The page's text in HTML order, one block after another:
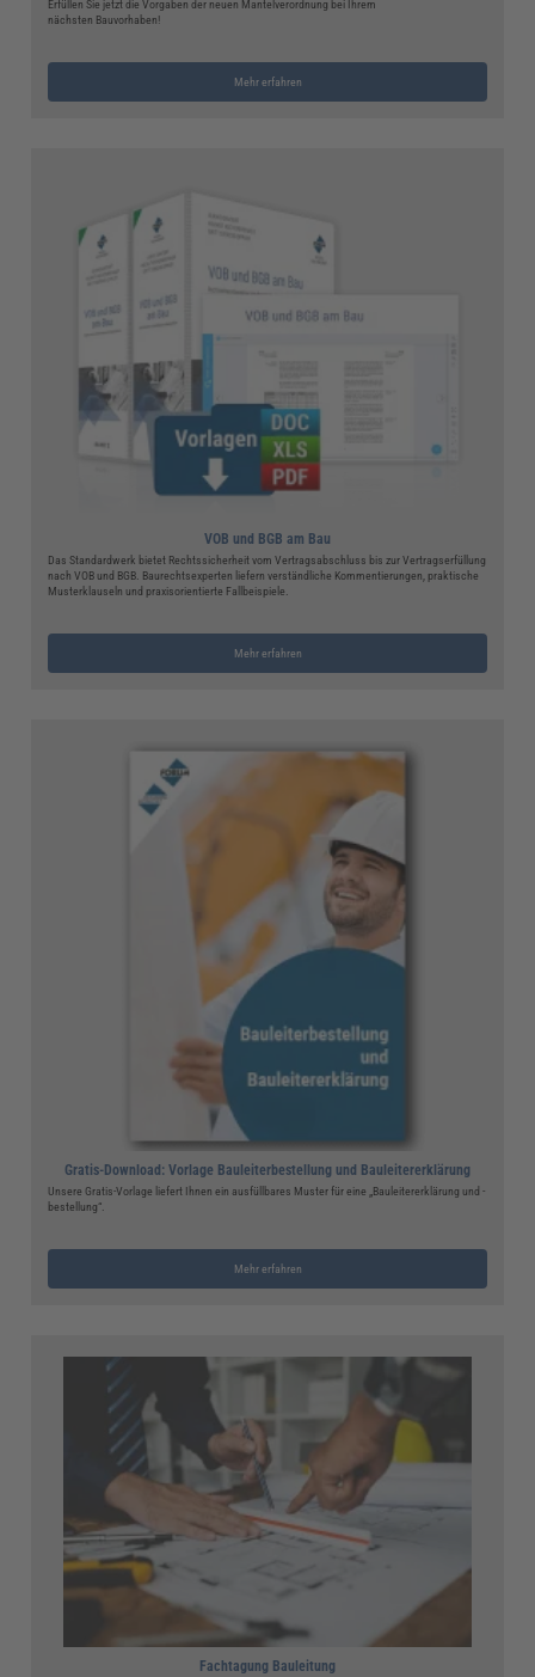
Erfüllen Sie jetzt die Vorgaben der neuen Mantelverordnung bei Ihrem
nächsten Bauvorhaben!
Mehr erfahren
VOB und BGB am Bau
Das Standardwerk bietet Rechtssicherheit vom Vertragsabschluss bis zur Vertragserfüllung
nach VOB und BGB. Baurechtsexperten liefern verständliche Kommentierungen, praktische
Musterklauseln und praxisorientierte Fallbeispiele.
Mehr erfahren
Gratis-Download: Vorlage Bauleiterbestellung und Bauleitererklärung
Unsere Gratis-Vorlage liefert Ihnen ein ausfüllbares Muster für eine „Bauleitererklärung und -
bestellung“.
Mehr erfahren
Fachtagung Bauleitung